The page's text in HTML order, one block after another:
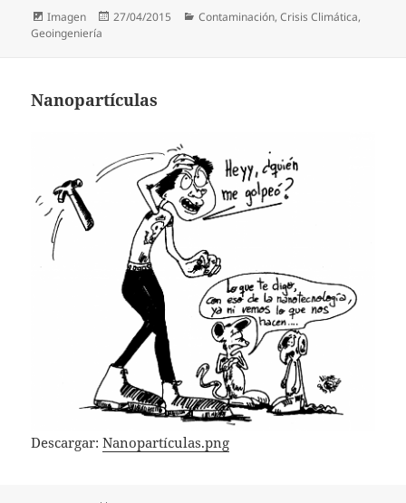
Formato
Imagen
Publicado
27/04/2015 Categorías
Contaminación,Crisis Climática,
Geoingeniería
Nanopartículas
Descargar:Nanopartículas.png